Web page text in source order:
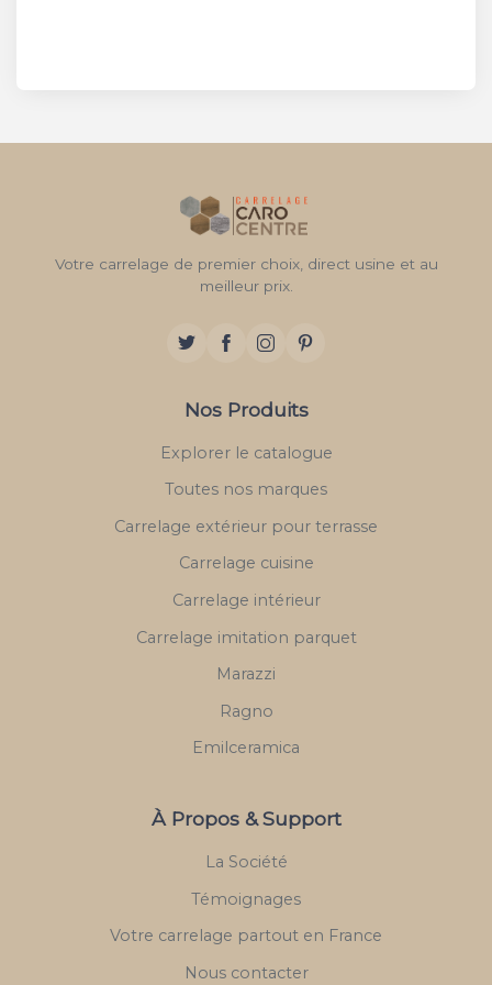
Votre carrelage de premier choix, direct usine et au
meilleur prix.
Nos Produits
Explorer le catalogue
Toutes nos marques
Carrelage extérieur pour terrasse
Carrelage cuisine
Carrelage intérieur
Carrelage imitation parquet
Marazzi
Ragno
Emilceramica
À Propos & Support
La Société
Témoignages
Votre carrelage partout en France
Nous contacter